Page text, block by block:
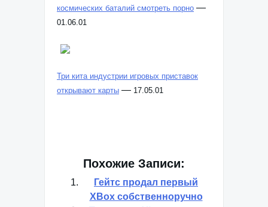
космических баталий смотреть порно —
01.06.01
Три кита индустрии игровых приставок
открывают карты — 17.05.01
Похожие Записи:
Гейтс продал первый
XBox собственноручно